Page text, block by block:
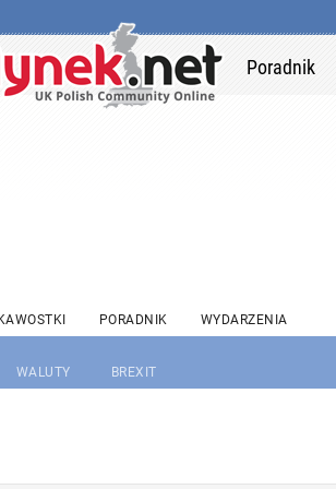
Poradnik
PORADNIK WYDARZENIA
WALUTY BREXIT